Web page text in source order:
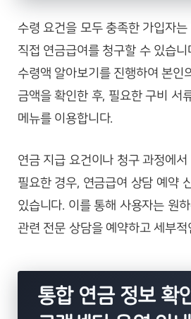
수령 요건을 모두 충족한 가입자
직접 연금급여를 청구할 수 있습
수령액 알아보기를 진행하여 본인
금액을 확인한 후, 필요한 구비 서
메뉴를 이용합니다.
연금 지급 요건이나 청구 과정에서
필요한 경우, 연금급여 상담 예약
있습니다. 이를 통해 사용자는 원
관련 전문 상담을 예약하고 세부
통합 연금 정보 확